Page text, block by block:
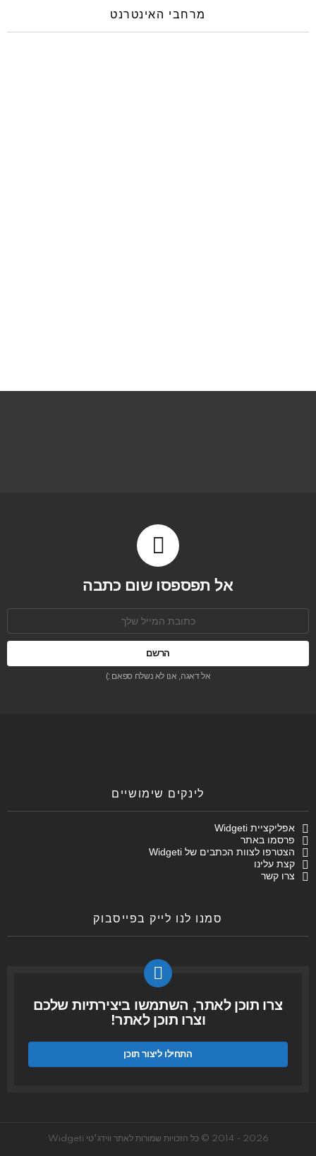
מרחבי האינטרנט
אל תפספסו שום כתבה
אל דאגה, אנו לא נשלח ספאם :)
לינקים שימושיים
אפליקציית Widgeti
פרסמו באתר
הצטרפו לצוות הכתבים של Widgeti
קצת עלינו
צרו קשר
סמנו לנו לייק בפייסבוק
צרו תוכן לאתר, השתמשו ביצירתיות שלכם
וצרו תוכן לאתר!
התחילו ליצור תוכן
2026 - 2014 © כל הזכויות שמורות לאתר ווידג׳טי Widgeti